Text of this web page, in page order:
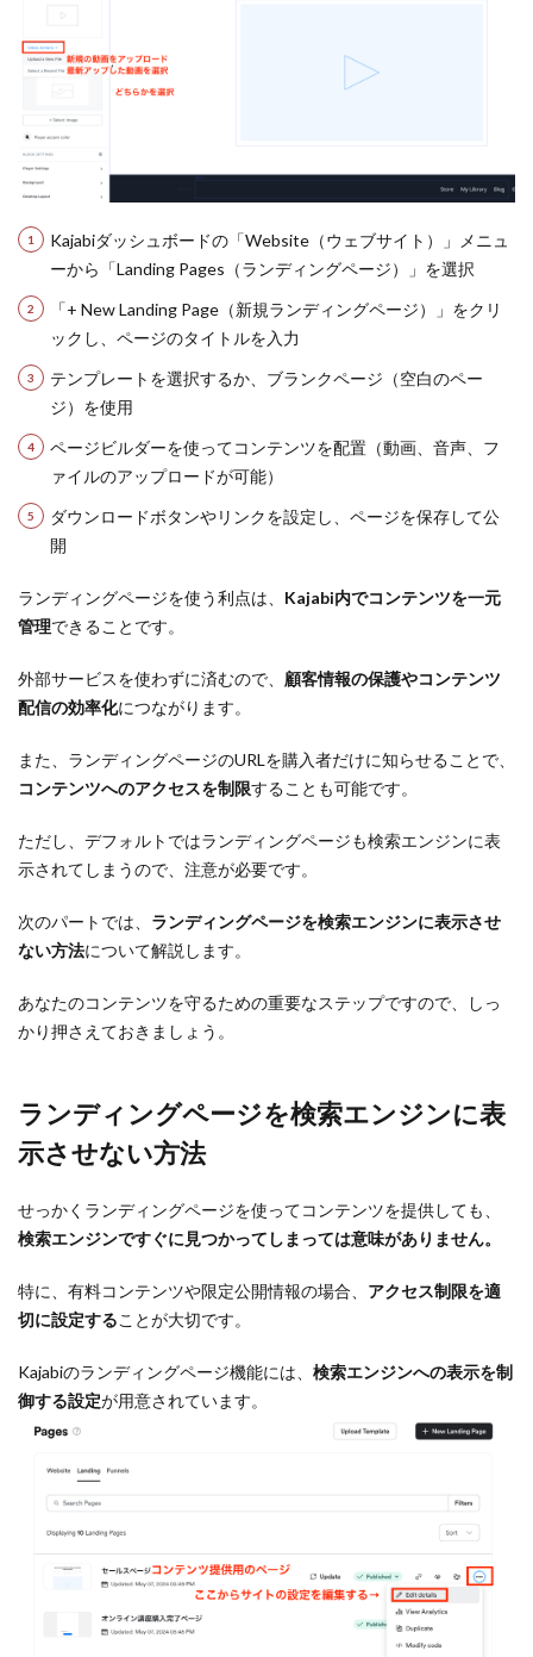
Kajabiダッシュボードの「Website（ウェブサイト）」メニュ
ーから「Landing Pages（ランディングページ）」を選択
「+ New Landing Page（新規ランディングページ）」をクリ
ックし、ページのタイトルを入力
テンプレートを選択するか、ブランクページ（空白のペー
ジ）を使用
ページビルダーを使ってコンテンツを配置（動画、音声、フ
ァイルのアップロードが可能）
ダウンロードボタンやリンクを設定し、ページを保存して公
開
ランディングページを使う利点は、 Kajabi内でコンテンツを一元
管理できることです。
外部サービスを使わずに済むので、 顧客情報の保護やコンテンツ
配信の効率化につながります。
また、ランディングページのURLを購入者だけに知らせることで、
コンテンツへのアクセスを制限することも可能です。
ただし、デフォルトではランディングページも検索エンジンに表
示されてしまうので、注意が必要です。
次のパートでは、 ランディングページを検索エンジンに表示させ
ない方法について解説します。
あなたのコンテンツを守るための重要なステップですので、しっ
かり押さえておきましょう。
ランディングページを検索エンジンに表
示させない方法
せっかくランディングページを使ってコンテンツを提供しても、
検索エンジンですぐに見つかってしまっては意味がありません。
特に、有料コンテンツや限定公開情報の場合、 アクセス制限を適
切に設定することが大切です。
Kajabiのランディングページ機能には、 検索エンジンへの表示を制
御する設定が用意されています。